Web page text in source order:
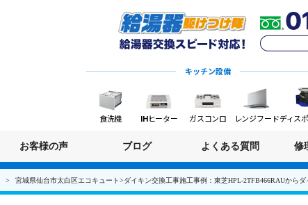
キッチン設備
食洗機 IHヒーター ガスコンロ レンジフードディス
お客様の声 ブログ よくある質問 修
宮城県仙台市太白区エコキュート>ダイキン交換工事施工事例：東芝HPL-2TFB466RAUから